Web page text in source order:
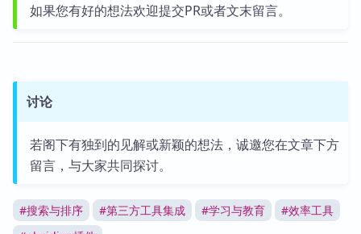
如果您有好的想法欢迎提交PR或者文末留言。
讨论
若阁下有独到的见解或新颖的想法，诚邀您在文章下方
留言，与大家共同探讨。
#搜索与排序 #第三方工具集成 #学习与教育 #效率工具